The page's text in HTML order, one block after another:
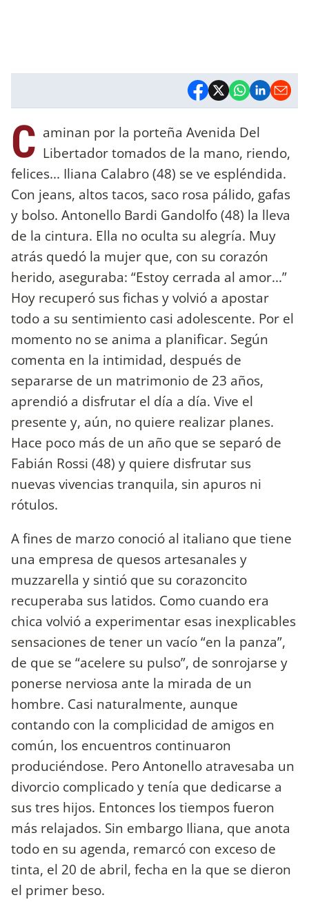
C aminan por la porteña Avenida Del
Libertador tomados de la mano, riendo,
felices... Iliana Calabro (48) se ve espléndida.
Con jeans, altos tacos, saco rosa pálido, gafas
y bolso. Antonello Bardi Gandolfo (48) la lleva
de la cintura. Ella no oculta su alegría. Muy
atrás quedó la mujer que, con su corazón
herido, aseguraba: “Estoy cerrada al amor...”
Hoy recuperó sus fichas y volvió a apostar
todo a su sentimiento casi adolescente. Por el
momento no se anima a planificar. Según
comenta en la intimidad, después de
separarse de un matrimonio de 23 años,
aprendió a disfrutar el día a día. Vive el
presente y, aún, no quiere realizar planes.
Hace poco más de un año que se separó de
Fabián Rossi (48) y quiere disfrutar sus
nuevas vivencias tranquila, sin apuros ni
rótulos.
A fines de marzo conoció al italiano que tiene
una empresa de quesos artesanales y
muzzarella y sintió que su corazoncito
recuperaba sus latidos. Como cuando era
chica volvió a experimentar esas inexplicables
sensaciones de tener un vacío “en la panza”,
de que se “acelere su pulso”, de sonrojarse y
ponerse nerviosa ante la mirada de un
hombre. Casi naturalmente, aunque
contando con la complicidad de amigos en
común, los encuentros continuaron
produciéndose. Pero Antonello atravesaba un
divorcio complicado y tenía que dedicarse a
sus tres hijos. Entonces los tiempos fueron
más relajados. Sin embargo Iliana, que anota
todo en su agenda, remarcó con exceso de
tinta, el 20 de abril, fecha en la que se dieron
el primer beso.